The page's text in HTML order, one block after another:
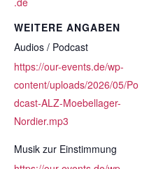
WEITERE ANGABEN
Audios / Podcast
https://our-events.de/wp-
content/uploads/2026/05/Po
dcast-ALZ-Moebellager-
Nordier.mp3
Musik zur Einstimmung